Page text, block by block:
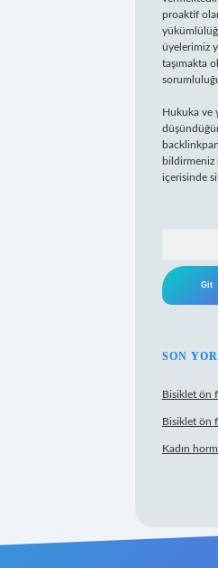
proaktif
üyelerimiz
taşımakta
Hukuka ve
bildirmeniz
içerisinde
SON
Bisiklet ön
Bisiklet ön
Kadın